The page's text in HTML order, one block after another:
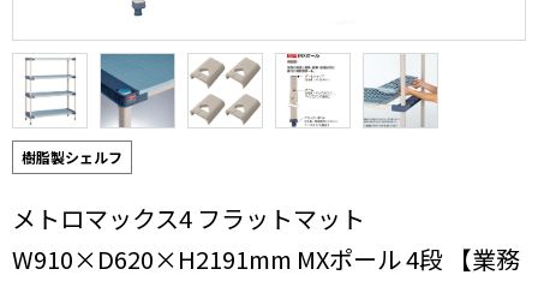
樹脂製シェルフ
メトロマックス4 フラットマット
W910×D620×H2191mm MXポール 4段 【業務